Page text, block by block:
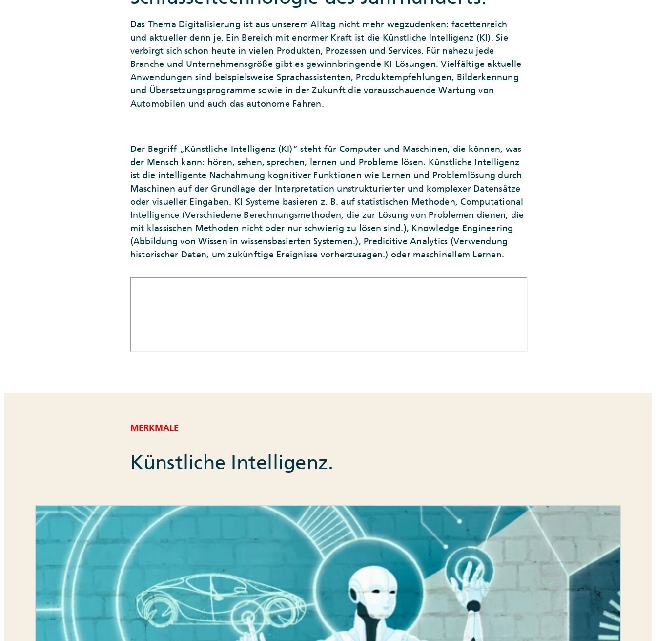
Das Thema Digitalisierung ist aus unserem Alltag nicht mehr wegzudenken: facettenreich
und aktueller denn je. Ein Bereich mit enormer Kraft ist die Künstliche Intelligenz (KI). Sie
verbirgt sich schon heute in vielen Produkten, Prozessen und Services. Für nahezu jede
Branche und Unternehmensgröße gibt es gewinnbringende KI-Lösungen. Vielfältige aktuelle
Anwendungen sind beispielsweise Sprachassistenten, Produktempfehlungen, Bilderkennung
und Übersetzungsprogramme sowie in der Zukunft die vorausschauende Wartung von
Automobilen und auch das autonome Fahren.
Der Begriff „Künstliche Intelligenz (KI)“ steht für Computer und Maschinen, die können, was
der Mensch kann: hören, sehen, sprechen, lernen und Probleme lösen. Künstliche Intelligenz
ist die intelligente Nachahmung kognitiver Funktionen wie Lernen und Problemlösung durch
Maschinen auf der Grundlage der Interpretation unstrukturierter und komplexer Datensätze
oder visueller Eingaben. KI-Systeme basieren z. B. auf statistischen Methoden, Computational
Intelligence (Verschiedene Berechnungsmethoden, die zur Lösung von Problemen dienen, die
mit klassischen Methoden nicht oder nur schwierig zu lösen sind.), Knowledge Engineering
(Abbildung von Wissen in wissensbasierten Systemen.), Predicitive Analytics (Verwendung
historischer Daten, um zukünftige Ereignisse vorherzusagen.) oder maschinellem Lernen.
MERKMALE
Künstliche Intelligenz.